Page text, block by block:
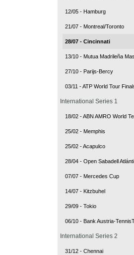
12/05 - Hamburg
21/07 - Montreal/Toronto
28/07 - Cincinnati
13/10 - Mutua Madrileña
27/10 - Parijs-Bercy
03/11 - ATP World Tour
International Series 1
18/02 - ABN AMRO World
25/02 - Memphis
25/02 - Acapulco
28/04 - Open Sabadell
07/07 - Mercedes Cup
14/07 - Kitzbuhel
29/09 - Tokio
06/10 - Bank Austria-
International Series 2
31/12 - Chennai